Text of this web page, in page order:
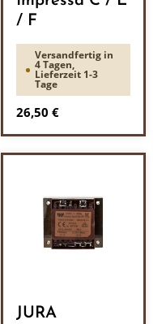
/ F
Versandfertig in
4 Tagen,
Lieferzeit 1-3
Tage
Regulärer Preis:
26,50 €
JURA